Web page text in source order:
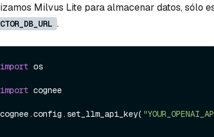
Milvus Lite para almacenar datos, sólo
.
import os
import cognee
cognee.config.set_llm_api_key(